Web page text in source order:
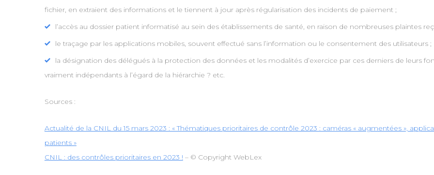
fichier, en extraient des informations et le tiennent à jour après régularisation des incidents de paiement ;
l’accès au dossier patient informatisé au sein des établissements de santé, en raison de nombreuses plaintes
le traçage par les applications mobiles, souvent effectué sans l’information ou le consentement des utilisateurs ;
la désignation des délégués à la protection des données et les modalités d’exercice par ces derniers de leurs
vraiment indépendants à l’égard de la hiérarchie ? etc.
Sources :
Actualité de la CNIL du 15 mars 2023 : « Thématiques prioritaires de contrôle 2023 : caméras « augmentées »,
patients »
CNIL : des contrôles prioritaires en 2023 !– © Copyright WebLex